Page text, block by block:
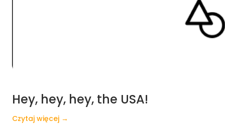
Hey, hey, hey, the USA!
Czytaj więcej →